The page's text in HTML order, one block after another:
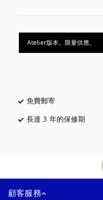
Atelier版本。限量供應。
免費郵寄
長達 3 年的保修期
顧客服務